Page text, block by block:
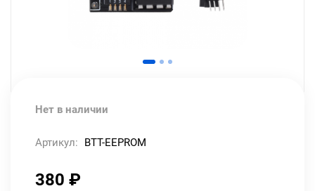
Нет в наличии
Артикул: BTT-EEPROM
380 ₽